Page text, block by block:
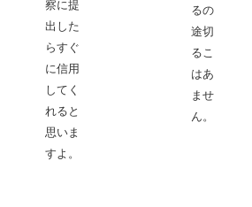
察に提
出した
らすぐ
に信用
してく
れると
思いま
すよ。
るので
途切れ
ること
はあり
ませ
ん。